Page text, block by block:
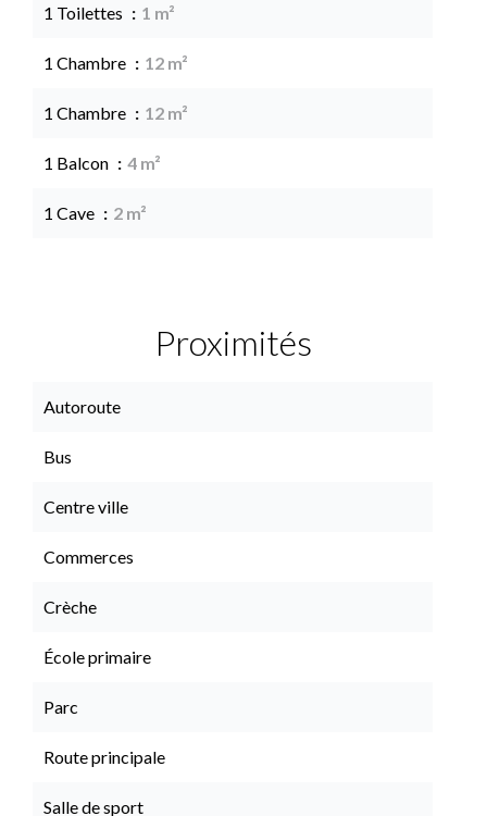
1 Toilettes 1 m²
1 Chambre 12 m²
1 Chambre 12 m²
1 Balcon 4 m²
1 Cave 2 m²
Proximités
Autoroute
Bus
Centre ville
Commerces
Crèche
École primaire
Parc
Route principale
Salle de sport